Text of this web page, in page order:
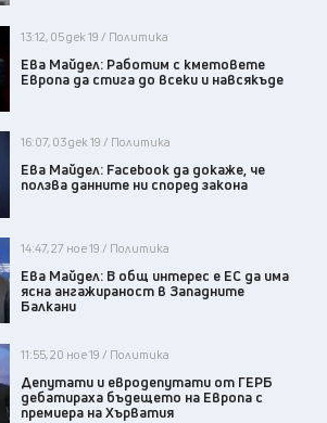
13:12, 05 дек 19 / Политика
Ева Майдел: Работим с кметовете
Европа да стига до всеки и навсякъде
16:07, 03 дек 19 / Политика
Ева Майдел: Facebook да докаже, че
ползва данните ни според закона
14:47, 27 ное 19 / Политика
Ева Майдел: В общ интерес е ЕС да има
ясна ангажираност в Западните
Балкани
11:55, 20 ное 19 / Политика
Депутати и евродепутати от ГЕРБ
дебатираха бъдещето на Европа с
премиера на Хърватия